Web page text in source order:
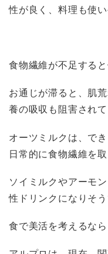
性が良く、料理も使
食物繊維が不足すると
お通じが滞ると、肌
養の吸収も阻害されて
オーツミルクは、で
日常的に食物繊維を
ソイミルクやアーモ
性ドリンクになりそう
食で美活を考えるな